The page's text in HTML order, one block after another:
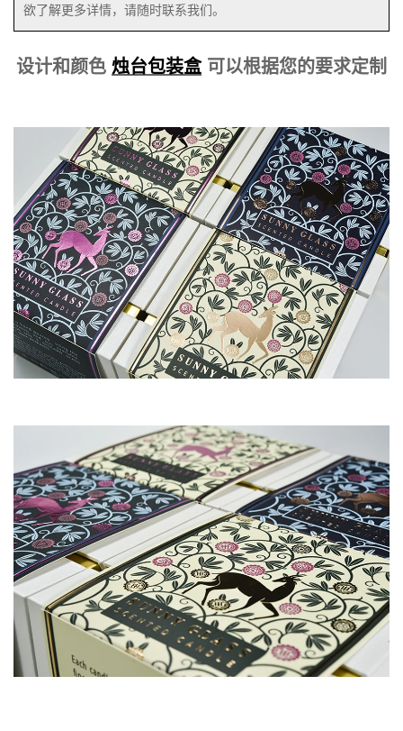
欲了解更多详情，请随时联系我们。
设计和颜色 烛台包装盒可以根据您的要求定制